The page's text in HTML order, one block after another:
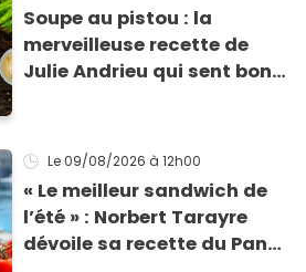
Soupe au pistou : la
merveilleuse recette de
Julie Andrieu qui sent bon
Le 09/08/2026 à 12h00
« Le meilleur sandwich de
l’été » : Norbert Tarayre
dévoile sa recette du Pan